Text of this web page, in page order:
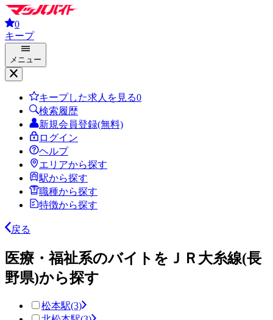
0
キープ
メニュー
キープした求人を見る0
検索履歴
新規会員登録(無料)
ログイン
ヘルプ
エリアから探す
駅から探す
職種から探す
特徴から探す
戻る
医療・福祉系のバイトをＪＲ大糸線(長
野県)から探す
松本駅(3)